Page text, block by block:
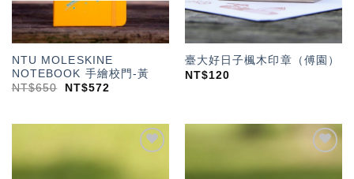
NTU MOLESKINE
NOTEBOOK 手繪校門-黃
NT$650 NT$572
臺大好日子楓木印章（傅園）
NT$120
加入